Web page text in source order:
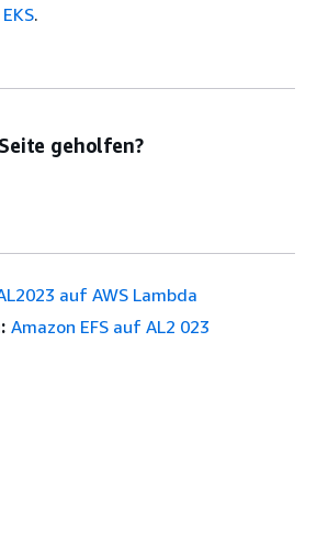
.
geholfen?
auf AWS Lambda
Amazon EFS auf AL2 023